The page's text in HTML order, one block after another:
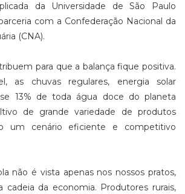
da Universidade de São Paulo
com a Confederação Nacional da
(CNA).
para que a balança fique positiva.
as chuvas regulares, energia solar
13% de toda água doce do planeta
de grande variedade de produtos
um cenário eficiente e competitivo
não é vista apenas nos nossos pratos,
cadeia da economia. Produtores rurais,